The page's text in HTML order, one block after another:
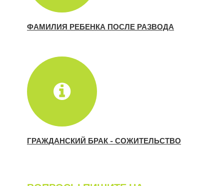
ФАМИЛИЯ РЕБЕНКА ПОСЛЕ РАЗВОДА
ГРАЖДАНСКИЙ БРАК - СОЖИТЕЛЬСТВО